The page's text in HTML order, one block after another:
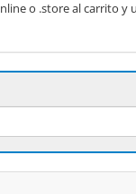
o .store al carrito y